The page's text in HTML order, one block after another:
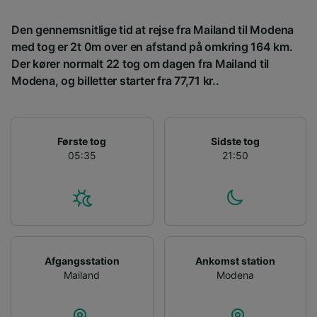
Den gennemsnitlige tid at rejse fra Mailand til Modena
med tog er 2t 0m over en afstand på omkring 164 km.
Der kører normalt 22 tog om dagen fra Mailand til
Modena, og billetter starter fra 77,71 kr..
Første tog
05:35
Sidste tog
21:50
Afgangsstation
Mailand
Ankomst station
Modena
enhedskarakteristika til identifikation.
Opbevare og/eller tilgå oplysninger på en
enhed. Tilpasset annoncering og indhold,
annoncerings- og indholdsmåling,
målgruppeundersøgelser og udvikling af
Liste over partnere (leverandører)